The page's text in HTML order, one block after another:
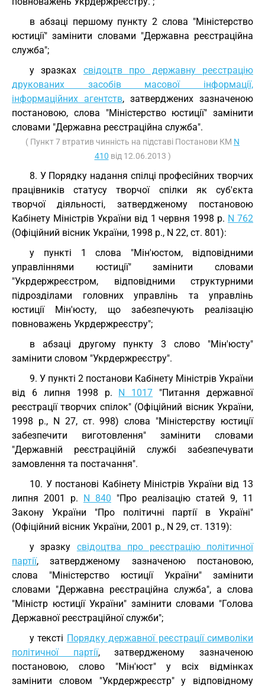
в абзаці першому пункту 2 слова "Міністерство
юстиції" замінити словами "Державна реєстраційна
служба";
у зразках свідоцтв про державну реєстрацію
друкованих засобів масової інформації,
інформаційних агентств, затверджених зазначеною
постановою, слова "Міністерство юстиції" замінити
словами "Державна реєстраційна служба".
( Пункт 7 втратив чинність на підставі Постанови КМ N
410 від 12.06.2013 )
8. У Порядку надання спілці професійних творчих
працівників статусу творчої спілки як суб'єкта
творчої діяльності, затвердженому постановою
Кабінету Міністрів України від 1 червня 1998 р. N 762
(Офіційний вісник України, 1998 р., N 22, ст. 801):
у пункті 1 слова "Мін'юстом, відповідними
управліннями юстиції" замінити словами
"Укрдержреєстром, відповідними структурними
підрозділами головних управлінь та управлінь
юстиції Мін'юсту, що забезпечують реалізацію
повноважень Укрдержреєстру";
в абзаці другому пункту 3 слово "Мін'юсту"
замінити словом "Укрдержреєстру".
9. У пункті 2 постанови Кабінету Міністрів України
від 6 липня 1998 р. N 1017 "Питання державної
реєстрації творчих спілок" (Офіційний вісник України,
1998 р., N 27, ст. 998) слова "Міністерству юстиції
забезпечити виготовлення" замінити словами
"Державній реєстраційній службі забезпечувати
замовлення та постачання".
10. У постанові Кабінету Міністрів України від 13
липня 2001 р. N 840 "Про реалізацію статей 9, 11
Закону України "Про політичні партії в Україні"
(Офіційний вісник України, 2001 р., N 29, ст. 1319):
у зразку свідоцтва про реєстрацію політичної
партії, затвердженому зазначеною постановою,
слова "Міністерство юстиції України" замінити
словами "Державна реєстраційна служба", а слова
"Міністр юстиції України" замінити словами "Голова
Державної реєстраційної служби";
у тексті Порядку державної реєстрації символіки
політичної партії, затвердженому зазначеною
постановою, слово "Мін'юст" у всіх відмінках
замінити словом "Укрдержреєстр" у відповідному